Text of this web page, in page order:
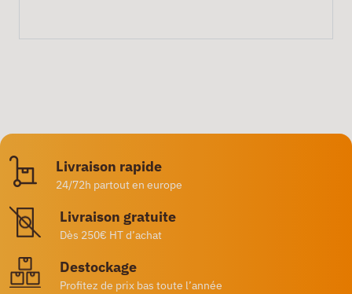
Livraison rapide
24/72h partout en europe
Livraison gratuite
Dès 250€ HT d’achat
Destockage
Profitez de prix bas toute l’année